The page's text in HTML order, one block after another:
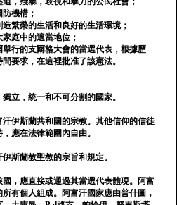
機構；
繁榮的生活和良好的生活環境；
庭中的適當地位；
舉行的支爾格大會的當選代表，根據歷
要求，在這裡批准了該憲法。
立，統一和不可分割的國家。
伊斯蘭共和國的宗教。其他信仰的信徒
應在法律範圍內自由。
斯蘭教聖教的宗旨和規定。
，應直接或通過其當選代表體現。阿富
有個人組成。阿富汗國家應由普什圖，